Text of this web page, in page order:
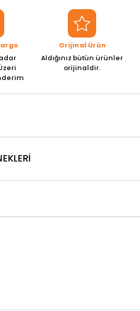
Orijinal Ürün
Aldığınız bütün ürünler
orijinaldir.